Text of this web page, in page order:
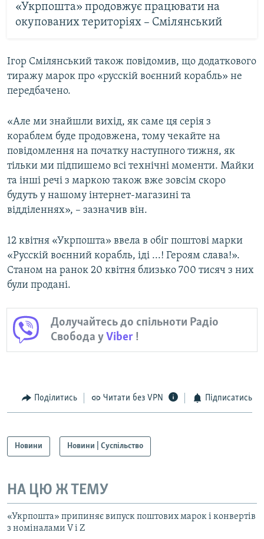
«Укрпошта» продовжує працювати на
окупованих територіях – Смілянський
Ігор Смілянський також повідомив, що додаткового
тиражу марок про «русскій воєнний корабль» не
передбачено.
«Але ми знайшли вихід, як саме ця серія з
кораблем буде продовжена, тому чекайте на
повідомлення на початку наступного тижня, як
тільки ми підпишемо всі технічні моменти. Майки
та інші речі з маркою також вже зовсім скоро
будуть у нашому інтернет-магазині та
відділеннях», – зазначив він.
12 квітня «Укрпошта» ввела в обіг поштові марки
«Русскій воєнний корабль, іді ...! Героям слава!».
Станом на ранок 20 квітня близько 700 тисяч з них
були продані.
Долучайтесь до спільноти Радіо
Свобода уViber !
Поділитись Читати без VPN Підписатись
Новини Новини | Суспільство
НА ЦЮ Ж ТЕМУ
«Укрпошта» припиняє випуск поштових марок і конвертів
з номіналами V і Z